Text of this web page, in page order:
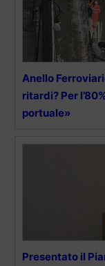
Anello
ritardi? Per
portuale»
Presentato il